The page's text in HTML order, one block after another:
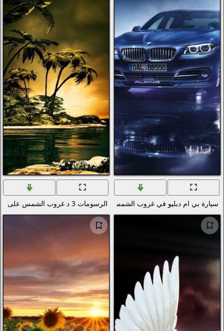
التكنولوجيا الرقمية والبرمجيات
الحب والرومانسية
الأسلحة والجيش
قوى الطبيعة (عنصر)
انمي
الطيور
دراجات نارية
سكان المحيطات والأنهار
الرياضة
الحشرات
الموسيقى
السفن النقل البحري
الطيران
الرجال
الأطفال
صور شخصية
أخرى
الرسومات 3 د غروب الشمس على الشاطئ
الجميل مع انعكاس من الطريق